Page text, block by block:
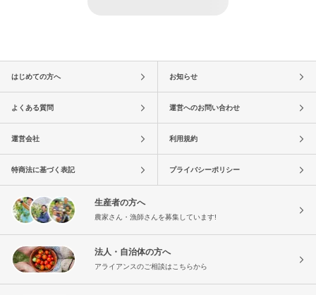
はじめての方へ お知らせ
よくある質問 運営へのお問い合わせ
運営会社 利用規約
特商法に基づく表記 プライバシーポリシー
生産者の方へ
農家さん・漁師さんを募集しています!
法人・自治体の方へ
アライアンスのご相談はこちらから